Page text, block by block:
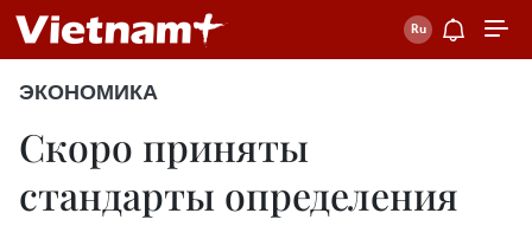
ЭКОНОМИКА
Скоро приняты
стандарты определения